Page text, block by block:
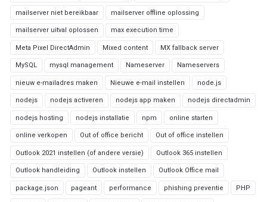
mailserver niet bereikbaar mailserver offline oplossing
mailserver uitval oplossen max execution time
Meta Pixel DirectAdmin Mixed content MX fallback server
MySQL mysql management Nameserver Nameservers
nieuw e-mailadres maken Nieuwe e-mail instellen node.js
nodejs nodejs activeren nodejs app maken nodejs directadmin
nodejs hosting nodejs installatie npm online starten
online verkopen Out of office bericht Out of office instellen
Outlook 2021 instellen (of andere versie) Outlook 365 instellen
Outlook handleiding Outlook instellen Outlook Office mail
package.json pageant performance phishing preventie PHP